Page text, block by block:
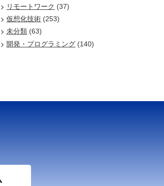
リモートワーク (37)
仮想化技術 (253)
未分類 (63)
開発・プログラミング (140)